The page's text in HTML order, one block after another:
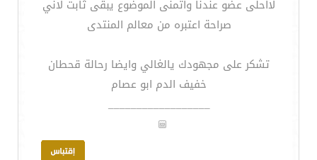
لااحلى عضو عندنا واتمنى الموضوع يبقى ثابت لاني
صراحة اعتبره من معالم المنتدى
تشكر على مجهودك يالغالي وايضا رحالة قحطان
خفيف الدم ابو عصام
__________________